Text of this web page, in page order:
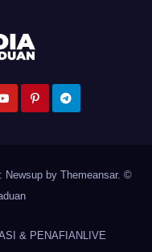
Newsup by Themeansar. ©
& PENAFIANLIVE